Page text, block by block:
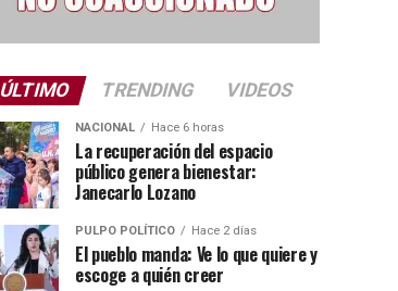
ÚLTIMO TRENDING VIDEOS
NACIONAL Hace 6 horas
La recuperación del espacio
público genera bienestar:
Janecarlo Lozano
PULPO POLÍTICO Hace 2 días
El pueblo manda: Ve lo que quiere y
escoge a quién creer